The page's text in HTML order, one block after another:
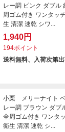
レー調 ピンク ダブル
周ゴム付き ワンタッ
生 清潔 速乾 シワ...
1,940円
194ポイント
送料無料、入荷次第
小栗 メリーナイト
レー調 ブラウン ダブ
全周ゴム付き ワンタ
衛生 清潔 速乾 シ...